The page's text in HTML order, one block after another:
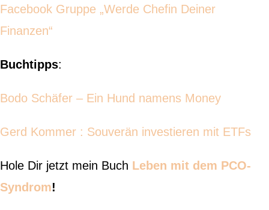
Facebook Gruppe „Werde Chefin Deiner
Finanzen“
Buchtipps:
Bodo Schäfer – Ein Hund namens Money
Gerd Kommer : Souverän investieren mit ETFs
Hole Dir jetzt mein Buch Leben mit dem PCO-
Syndrom!